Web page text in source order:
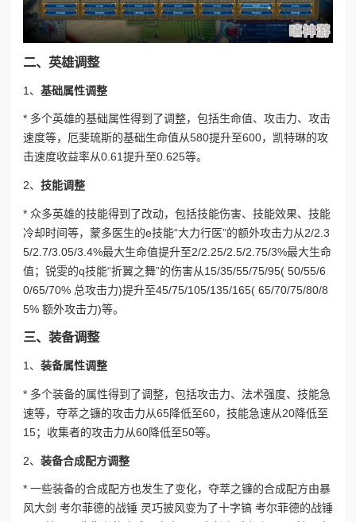
二、英雄调整
1、 基础属性调整
* 多个英雄的基础属性得到了调整，包括生命值、攻击力、攻击
速度等，厄斐琉斯的基础生命值从580提升至600，凯特琳的攻
击速度收益率从0.61提升至0.625等。
2、 技能调整
* 众多英雄的技能得到了改动，包括技能伤害、技能效果、技能
冷却时间等，蒙多医生的e技能“大力行医”的额外攻击力从2/2.3
5/2.7/3.05/3.4%最大生命值提升至2/2.25/2.5/2.75/3%最大生命
值；锐雯的q技能“折翼之舞”的伤害从15/35/55/75/95( 50/55/6
0/65/70% 总攻击力)提升至45/75/105/135/165( 65/70/75/80/8
5% 额外攻击力)等。
三、装备调整
1、 装备属性调整
* 多个装备的属性得到了调整，包括攻击力、法术强度、技能急
速等，夺萃之镰的攻击力从65降低至60，技能急速从20降低至
15；收集者的攻击力从60降低至50等。
2、 装备合成配方调整
* 一些装备的合成配方也发生了变化，夺萃之镰的合成配方由暴
风大剑 考尔菲德的战锤 灵巧披风变为了十字镐 考尔菲德的战锤